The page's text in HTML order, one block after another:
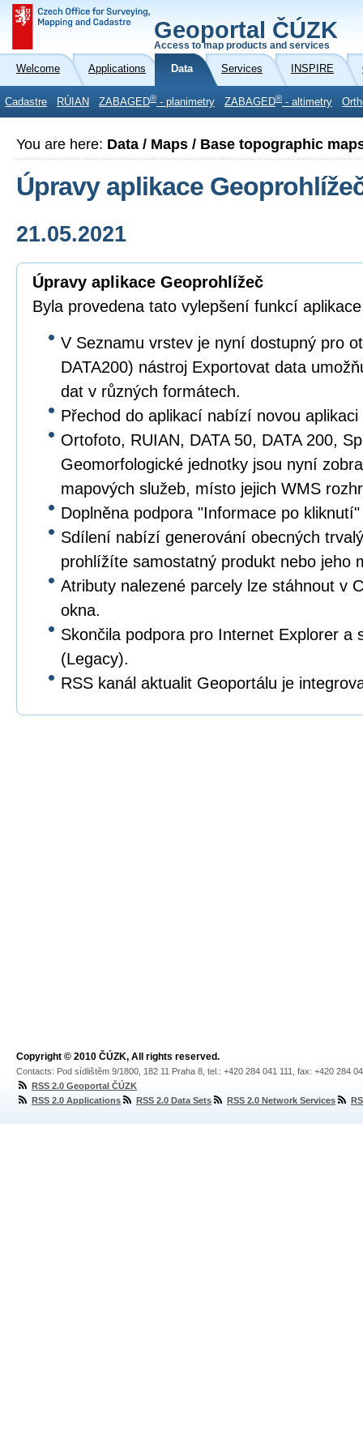
Geoportal ČÚZK
Access to map products and services
Welcome Applications Data Services INSPIRE
Cadastre RÚIAN ZABAGED® - planimetry ZABAGED® - altimetry
You are here: Data / Maps / Base topographic
Úpravy aplikace
21.05.2021
Úpravy aplikace Geoprohlížeč
Byla provedena tato vylepšení funkcí
V Seznamu vrstev je nyní dostupný pro
DATA200) nástroj Exportovat data
dat v různých formátech.
Přechod do aplikací nabízí novou
Ortofoto, RUIAN, DATA 50, DATA 200,
Geomorfologické jednotky jsou nyní
mapových služeb, místo jejich WMS
Doplněna podpora "Informace po
Sdílení nabízí generování obecných
prohlížíte samostatný produkt nebo jeho
Atributy nalezené parcely lze stáhnout v
okna.
Skončila podpora pro Internet Explorer a
(Legacy).
RSS kanál aktualit Geoportálu je
Copyright © 2010 ČÚZK, All rights reserved.
Contacts: Pod sídlištěm 9/1800, 182 11 Praha 8, tel.: +420 284 041 111, fax: +420 284
RSS 2.0 Geoportal ČÚZK
RSS 2.0 Applications
RSS 2.0 Data Sets RSS 2.0 Network Services